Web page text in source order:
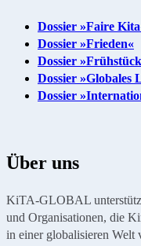
Dossier »Faire
Dossier »Frieden«
Dossier
Dossier »Globales
Dossier
Über uns
KiTA-GLOBAL
und Organisationen, die
in einer globalisieren